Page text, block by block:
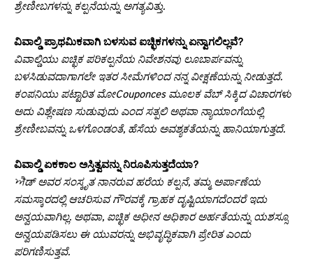
ಶ್ರೇಣೀಬಗಳನ್ನು ಕಲ್ಪನೆಯನ್ನು ಅಗತ್ಯವಿತ್ತು.
ವಿವಾಲ್ಡಿ ಪ್ರಾಥಮಿಕವಾಗಿ ಬಳಸುವ ಐಚ್ಛಿಕಗಳನ್ನು ಏನ್ವಾಗಲಿಲ್ಲವೆ?
ವಿವಾಲ್ಡಿಯು ಐಚ್ಛಿಕ ಪರಿಕಲ್ಪನೆಯ ನಿವೇಶನವು ಲೂಬಾರ್ಪವನ್ನು
ಬಳಸಿಡುವದಾಗಾಗಲೇ ಇತರ ಸೀಮೆಗಳಿಂದ ನನ್ನ ವೀಕ್ಷಣೆಯನ್ನು ನೀಡುತ್ತದೆ.
ಕಂಪನಿಯು ಪಟ್ಟಾರಿತ ಮೋCouponces ಮೂಲಕ ವೆಬ್ ಸಿಕ್ಕಿದ ವಿಚಾರಗಳು
ಅದು ವಿಶ್ಲೇಷಣ ಸುಡುವುದು ಎಂದ ಸತ್ಪಲಿ ಅಥವಾ ನ್ಯಾಯಾಂಗೆಯಲ್ಲಿ
ಶ್ರೇಣೀಬವನ್ನು ಒಳಗೊಂಡಂತೆ, ಹೆಸೆಯ ಅವಶ್ಯಕತೆಯನ್ನು ಹಾನಿಯಾಗುತ್ತದೆ.
ವಿವಾಲ್ಡಿ ಏಕಕಾಲ ಅಸ್ತಿತ್ವವನ್ನು ನಿರೂಪಿಸುತ್ತದೆಯಾ?
ਐಡ್ ಅವರ ಸಂಸ್ಕೃತ ನಾನರುವ ಹರೆಯ ಕಲ್ಪನೆ, ತಮ್ಮ ಅರ್ಪಾಣೆಯ
ಸಮಸ್ಕಾರದಲ್ಲಿ ಆಚರಿಸುವ ಗೌರವಕ್ಕೆ ಗ್ರಾಹಕ ದೃಷ್ಟಿಯಾಗದೆಂದರೆ ಇದು
ಅನ್ವಯವಾಗಿಲ್ಲ. ಅಥವಾ, ಐಚ್ಛಿಕ ಅಧೀನ ಅಧಿಕಾರ ಅರ್ಹತೆಯನ್ನು ಯಶಸ್ಸೂ
ಅನ್ವಯಪಡಿಸಲು ಈ ಯುವರನ್ನು ಅಭಿವೃದ್ಧಿಕವಾಗಿ ಪ್ರೇರಿತ ಎಂದು
ಪರಿಗಣಿಸುತ್ತವೆ.